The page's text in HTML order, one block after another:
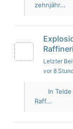
zehnjähr...
Letzter
vor 8
In
Raff...